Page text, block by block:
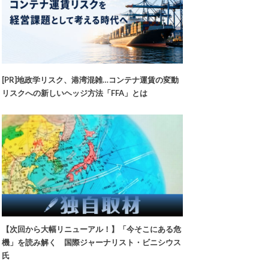
[PR]地政学リスク、港湾混雑…コンテナ運賃の変動
リスクへの新しいヘッジ方法「FFA」とは
【次回から大幅リニューアル！】「今そこにある危
機」を読み解く 国際ジャーナリスト・ビニシウス
氏